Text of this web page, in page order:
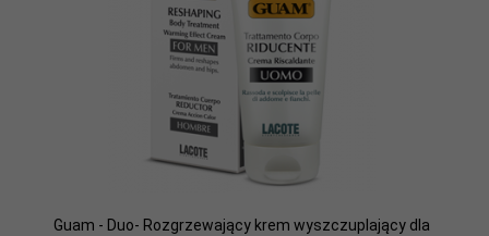
Guam - Duo- Rozgrzewający krem wyszczuplający dla